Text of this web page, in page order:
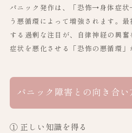
パニック発作は、「恐怖→身体症
う悪循環によって増強されます。
する過剰な注目が、自律神経の興
症状を悪化させる「恐怖の悪循環」
パニック障害との向き合い
① 正しい知識を得る